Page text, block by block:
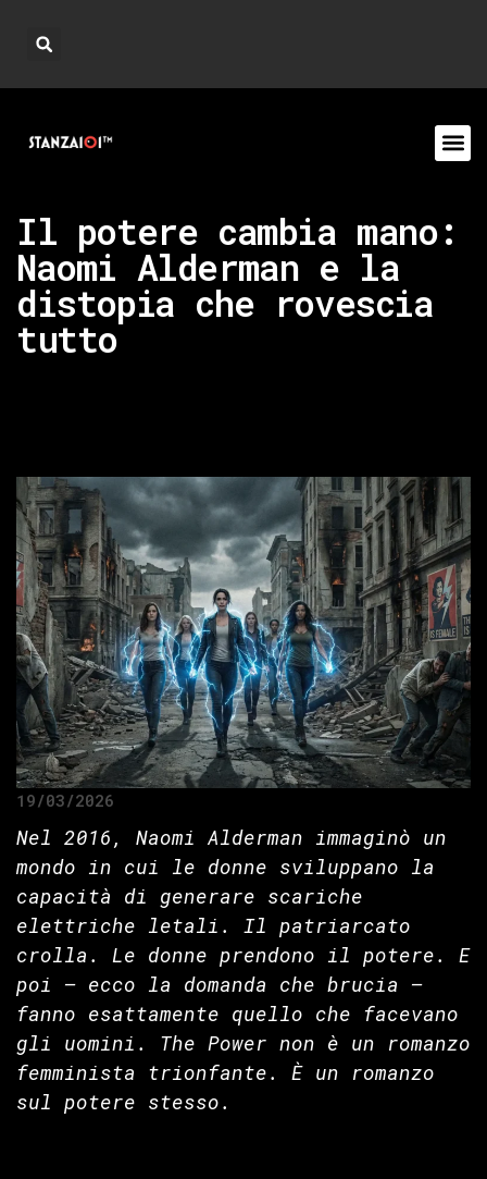
Il potere cambia mano:
Naomi Alderman e la
distopia che rovescia
tutto
19/03/2026
Nel 2016, Naomi Alderman immaginò un
mondo in cui le donne sviluppano la
capacità di generare scariche
elettriche letali. Il patriarcato
crolla. Le donne prendono il potere. E
poi — ecco la domanda che brucia —
fanno esattamente quello che facevano
gli uomini. The Power non è un romanzo
femminista trionfante. È un romanzo
sul potere stesso.